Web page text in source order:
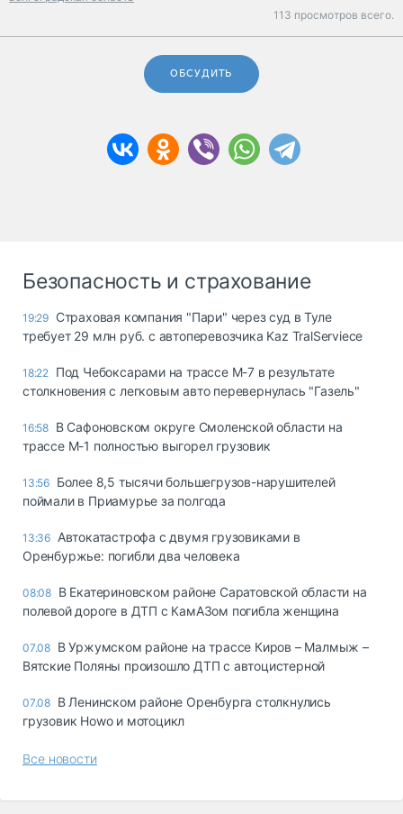
113 просмотров всего.
ОБСУДИТЬ
Безопасность и страхование
19:29 Страховая компания "Пари" через суд в Туле
требует 29 млн руб. с автоперевозчика Kaz TralServiece
18:22 Под Чебоксарами на трассе М-7 в результате
столкновения с легковым авто перевернулась "Газель"
16:58 В Сафоновском округе Смоленской области на
трассе М-1 полностью выгорел грузовик
13:56 Более 8,5 тысячи большегрузов-нарушителей
поймали в Приамурье за полгода
13:36 Автокатастрофа с двумя грузовиками в
Оренбуржье: погибли два человека
08:08 В Екатериновском районе Саратовской области на
полевой дороге в ДТП с КамАЗом погибла женщина
07.08 В Уржумском районе на трассе Киров – Малмыж –
Вятские Поляны произошло ДТП с автоцистерной
07.08 В Ленинском районе Оренбурга столкнулись
грузовик Howo и мотоцикл
Все новости